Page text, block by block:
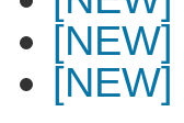
[NEW]
[NEW]